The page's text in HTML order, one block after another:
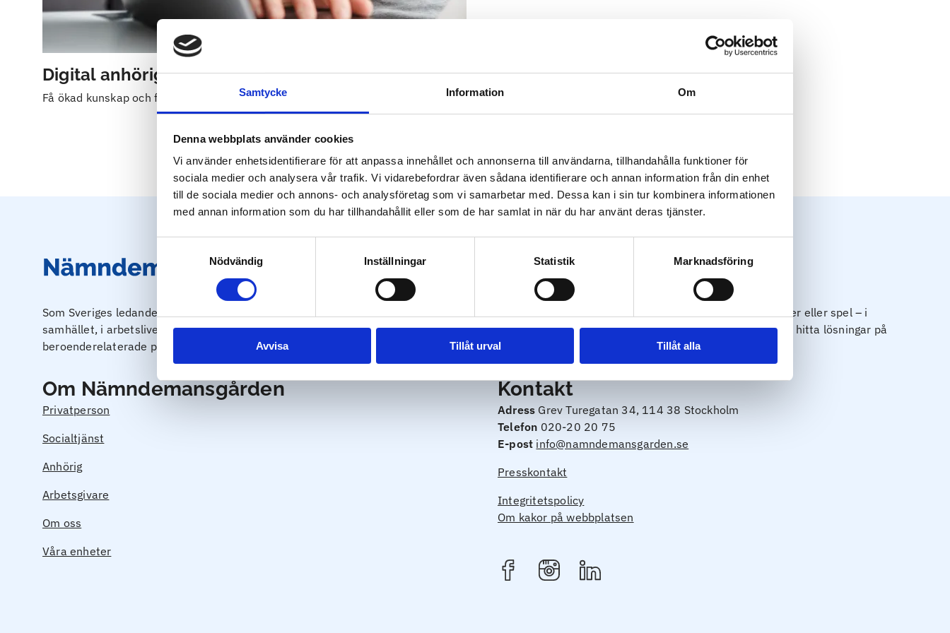
Samtycke Information Om
Denna webbplats använder cookies
Vi använder enhetsidentifierare för att anpassa innehållet och annonserna till användarna, tillhandahålla funktioner för
sociala medier och analysera vår trafik. Vi vidarebefordrar även sådana identifierare och annan information från din enhet
till de sociala medier och annons- och analysföretag som vi samarbetar med. Dessa kan i sin tur kombinera informationen
med annan information som du har tillhandahållit eller som de har samlat in när du har använt deras tjänster.
Nödvändig
Inställningar Statistik Marknadsföring
Avvisa Tillåt urval Tillåt alla
Digital anhörigkurs
Få ökad kunskap och förståelse kring anhörigproblematik.
Som Sveriges ledande företag inom beroendeproblematik arbetar vi med att minska konsekvenserna av riskbruk och beroende av alkohol, droger eller spel – i
samhället, i arbetslivet och hos enskilda individer. Vår övertygelse är att alla människor med hjälp av rådgivning, utbildning eller behandling kan hitta lösningar på
beroenderelaterade problem.
Om Nämndemansgården
Privatperson
Socialtjänst
Anhörig
Arbetsgivare
Om oss
Våra enheter
Kontakt
Adress Grev Turegatan 34, 114 38 Stockholm
Telefon 020-20 20 75
E-post info@namndemansgarden.se
Presskontakt
Integritetspolicy
Om kakor på webbplatsen